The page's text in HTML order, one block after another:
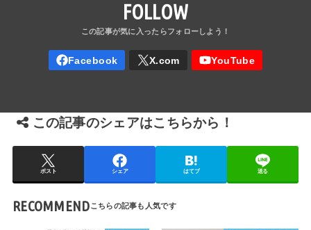
FOLLOW
この記事のシェアはこちらから！
ポスト シェア はてブ 送る
RECOMMEND